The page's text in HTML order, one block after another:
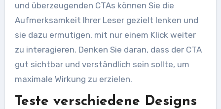
und überzeugenden CTAs können Sie die
Aufmerksamkeit Ihrer Leser gezielt lenken und
sie dazu ermutigen, mit nur einem Klick weiter
zu interagieren. Denken Sie daran, dass der CTA
gut sichtbar und verständlich sein sollte, um
maximale Wirkung zu erzielen.
Teste verschiedene Designs